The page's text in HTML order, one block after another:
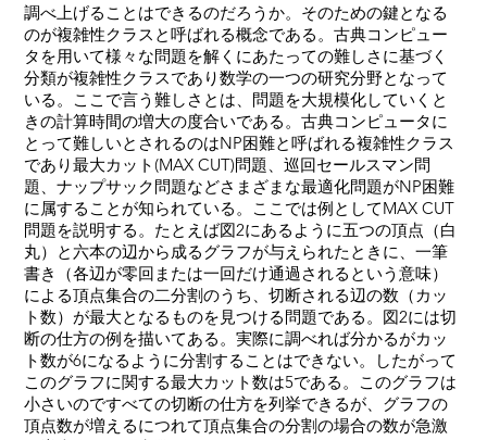
調べ上げることはできるのだろうか。そのための鍵となる
のが複雑性クラスと呼ばれる概念である。古典コンピュー
タを用いて様々な問題を解くにあたっての難しさに基づく
分類が複雑性クラスであり数学の一つの研究分野となって
いる。ここで言う難しさとは、問題を大規模化していくと
きの計算時間の増大の度合いである。古典コンピュータに
とって難しいとされるのはNP困難と呼ばれる複雑性クラス
であり最大カット(MAX CUT)問題、巡回セールスマン問
題、ナップサック問題などさまざまな最適化問題がNP困難
に属することが知られている。ここでは例としてMAX CUT
問題を説明する。たとえば図2にあるように五つの頂点（白
丸）と六本の辺から成るグラフが与えられたときに、一筆
書き（各辺が零回または一回だけ通過されるという意味）
による頂点集合の二分割のうち、切断される辺の数（カッ
ト数）が最大となるものを見つける問題である。図2には切
断の仕方の例を描いてある。実際に調べれば分かるがカッ
ト数が6になるように分割することはできない。したがって
このグラフに関する最大カット数は5である。このグラフは
小さいのですべての切断の仕方を列挙できるが、グラフの
頂点数が増えるにつれて頂点集合の分割の場合の数が急激